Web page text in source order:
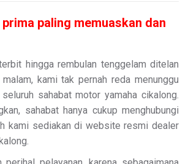
prima paling memuaskan dan
hingga rembulan tenggelam ditelan
kami tak pernah reda menunggu
sahabat motor yamaha cikalong.
sahabat hanya cukup menghubungi
kami sediakan di website resmi dealer